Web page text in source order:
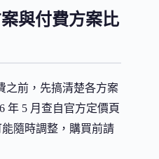
與付費方案比
之前，先搞清楚各方案
年 5 月查自官方定價頁
隨時調整，購買前請